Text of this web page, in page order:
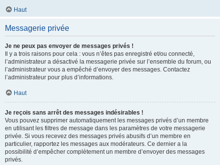
Haut
Messagerie privée
Je ne peux pas envoyer de messages privés !
Il y a trois raisons pour cela : vous n’êtes pas enregistré et/ou connecté,
l’administrateur a désactivé la messagerie privée sur l’ensemble du forum, ou
l’administrateur vous a empêché d’envoyer des messages. Contactez
l’administrateur pour plus d’informations.
Haut
Je reçois sans arrêt des messages indésirables !
Vous pouvez supprimer automatiquement les messages privés d’un membre
en utilisant les filtres de message dans les paramètres de votre messagerie
privée. Si vous recevez des messages privés abusifs d’un membre en
particulier, rapportez les messages aux modérateurs. Ce dernier a la
possibilité d’empêcher complètement un membre d’envoyer des messages
privés.